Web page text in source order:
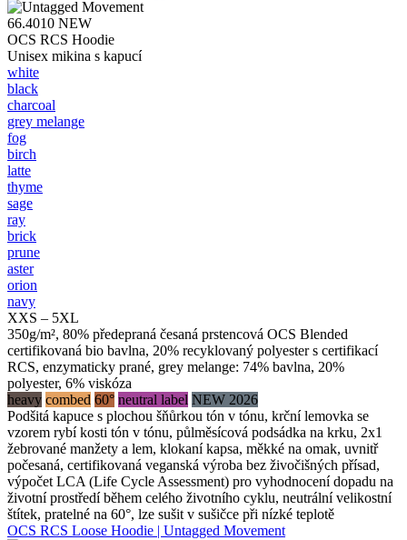
66.4010 NEW
OCS RCS Hoodie
Unisex mikina s kapucí
white
black
charcoal
grey melange
fog
birch
latte
thyme
sage
ray
brick
prune
aster
orion
navy
XXS – 5XL
350g/m², 80% předepraná česaná prstencová OCS Blended
certifikovaná bio bavlna, 20% recyklovaný polyester s certifikací
RCS, enzymaticky prané, grey melange: 74% bavlna, 20%
polyester, 6% viskóza
heavy combed 60° neutral label NEW 2026
Podšitá kapuce s plochou šňůrkou tón v tónu, krční lemovka se
vzorem rybí kosti tón v tónu, půlměsícová podsádka na krku, 2x1
žebrované manžety a lem, klokaní kapsa, měkké na omak, uvnitř
počesaná, certifikovaná veganská výroba bez živočišných přísad,
výpočet LCA (Life Cycle Assessment) pro vyhodnocení dopadu na
životní prostředí během celého životního cyklu, neutrální velikostní
štítek, pratelné na 60°, lze sušit v sušičce při nízké teplotě
OCS RCS Loose Hoodie | Untagged Movement